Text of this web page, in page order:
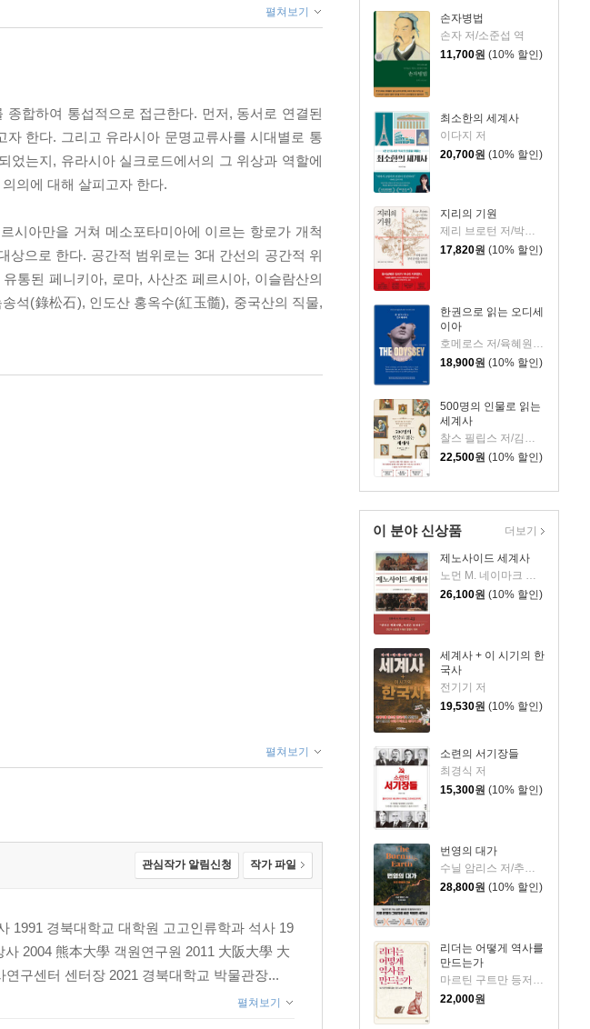
손자병법
손자 저/소준섭 역
11,700원 (10% 할인)
최소한의 세계사
이다지 저
20,700원 (10% 할인)
지리의 기원
제리 브로턴 저/박세연 역
17,820원 (10% 할인)
한권으로 읽는 오디세
이아
호메로스 저/육혜원 역
18,900원 (10% 할인)
500명의 인물로 읽는
세계사
찰스 필립스 저/김봉중 감수/임지연 역
22,500원 (10% 할인)
이 분야 신상품
제노사이드 세계사
26,100원 (10% 할인)
세계사 + 이 시기의 한
국사
전기기 저
19,530원 (10% 할인)
소련의 서기장들
최경식 저
15,300원 (10% 할인)
번영의 대가
수닐 암리스 저/추선영 역
28,800원 (10% 할인)
리더는 어떻게 역사를
만드는가
마르틴 구트만 등저/김동환 편역
22,000원
더보기
펼쳐보기
합하여 통섭적으로 접근한다. 먼저, 동서로 연결된
한다. 그리고 유라시아 문명교류사를 시대별로 통
었는지, 유라시아 실크로드에서의 그 위상과 역할에
의에 대해 살피고자 한다.
시아만을 거쳐 메소포타미아에 이르는 항로가 개척
상으로 한다. 공간적 범위로는 3대 간선의 공간적 위
통된 페니키아, 로마, 사산조 페르시아, 이슬람산의
석(錄松石), 인도산 홍옥수(紅玉髓), 중국산의 직물,
펼쳐보기
관심작가 알림신청 작가 파일
1991 경북대학교 대학원 고고인류학과 석사 19
2004 熊本大學 객원연구원 2011 大阪大學 大
구센터 센터장 2021 경북대학교 박물관장...
펼쳐보기